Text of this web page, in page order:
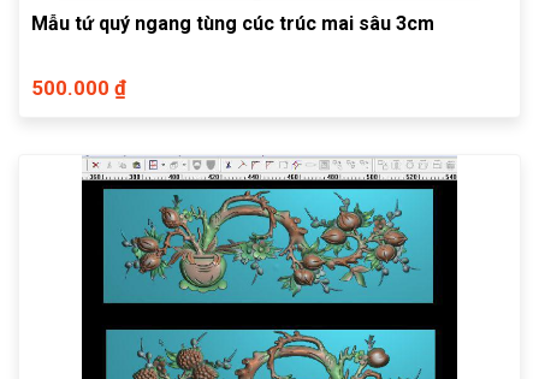
Mẫu tứ quý ngang tùng cúc trúc mai sâu 3cm
500.000 ₫